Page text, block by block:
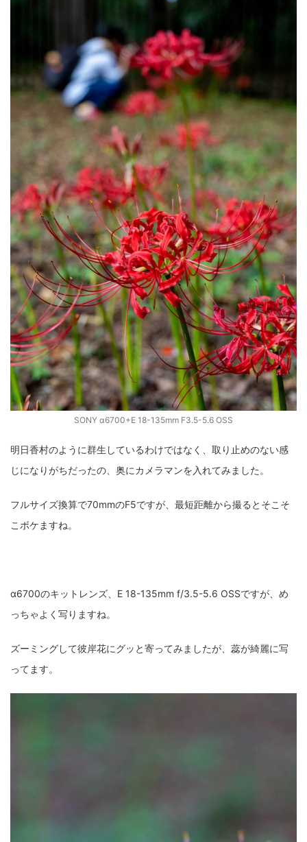
SONY α6700+E 18-135mm F3.5-5.6 OSS
明日香村のように群生しているわけではなく、取り止めのない感
じになりがちだったの、奥にカメラマンを入れてみました。
フルサイズ換算で70mmのF5ですが、最短距離から撮るとそこそ
こボケますね。
α6700のキットレンズ、E 18-135mm f/3.5-5.6 OSSですが、め
っちゃよく写りますね。
ズーミングして彼岸花にグッと寄ってみましたが、蕊が綺麗に写
ってます。